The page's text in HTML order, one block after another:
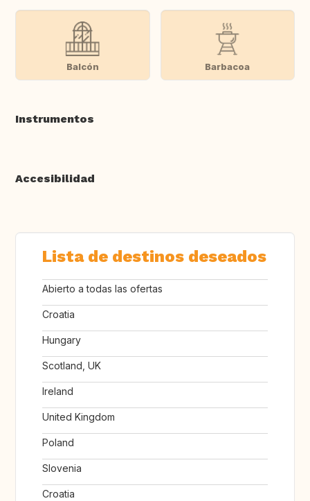
Balcón Barbacoa
Instrumentos
Accesibilidad
Lista de destinos deseados
Abierto a todas las ofertas
Croatia
Hungary
Scotland, UK
Ireland
United Kingdom
Poland
Slovenia
Croatia